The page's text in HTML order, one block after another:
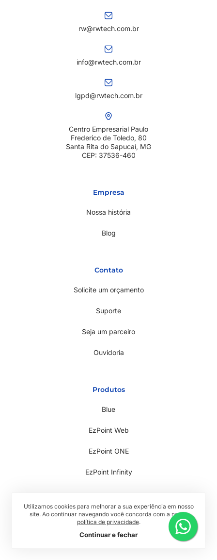
rw@rwtech.com.br
info@rwtech.com.br
lgpd@rwtech.com.br
Centro Empresarial Paulo
Frederico de Toledo, 80
Santa Rita do Sapucaí, MG
CEP: 37536-460
Empresa
Nossa história
Blog
Contato
Solicite um orçamento
Suporte
Seja um parceiro
Ouvidoria
Produtos
Blue
EzPoint Web
EzPoint ONE
EzPoint Infinity
Todos os direitos reservados © 2026 RwTech
Política de Privacidade
Termos de Uso
Utilizamos cookies para melhorar a sua experiência em nosso
site. Ao continuar navegando você concorda com a nossa
política de privacidade.
Continuar e fechar